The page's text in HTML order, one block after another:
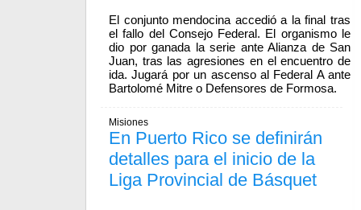
El conjunto mendocina accedió a la final tras
el fallo del Consejo Federal. El organismo le
dio por ganada la serie ante Alianza de San
Juan, tras las agresiones en el encuentro de
ida. Jugará por un ascenso al Federal A ante
Bartolomé Mitre o Defensores de Formosa.
Misiones
En Puerto Rico se definirán
detalles para el inicio de la
Liga Provincial de Básquet